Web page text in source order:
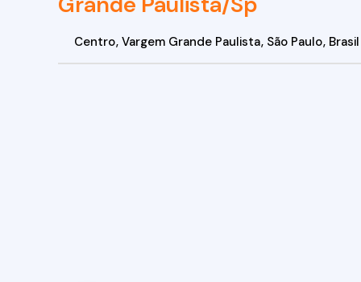
Centro, Vargem Grande Paulista, São Paulo, Brasil